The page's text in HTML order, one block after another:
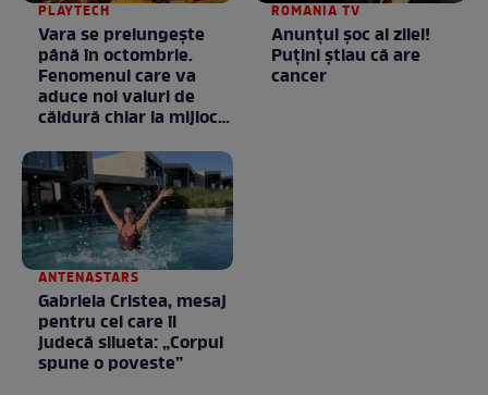
PLAYTECH
Vara se prelungeşte
până în octombrie.
Fenomenul care va
aduce noi valuri de
căldură chiar la mijlocul
ROMANIA TV
Anunţul şoc al zilei!
Puţini ştiau că are
cancer
ANTENASTARS
Gabriela Cristea, mesaj
pentru cei care îi
judecă silueta: „Corpul
spune o poveste”